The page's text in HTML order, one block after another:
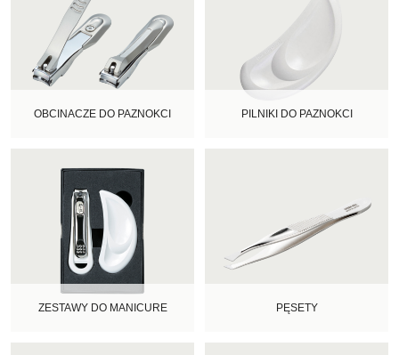
OBCINACZE DO PAZNOKCI PILNIKI DO PAZNOKCI
ZESTAWY DO MANICURE PĘSETY